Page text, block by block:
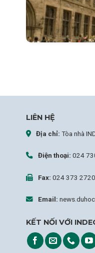
LIÊN HỆ
Địa chỉ: Tòa nhà
Điện thoại: 024
Fax: 024 373
Email:
KẾT NỐI VỚI